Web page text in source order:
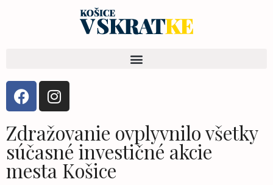
Zdražovanie ovplyvnilo všetky
súčasné investičné akcie
mesta Košice